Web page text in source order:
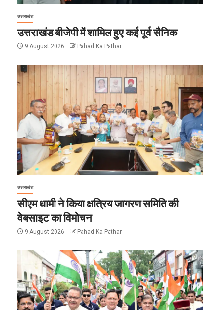
उत्तराखंड
उत्तराखंड बीजेपी में शामिल हुए कई पूर्व सैनिक
9 August 2026 Pahad Ka Pathar
उत्तराखंड
सीएम धामी ने किया क्षत्रिय जागरण समिति की
वेबसाइट का विमोचन
9 August 2026 Pahad Ka Pathar